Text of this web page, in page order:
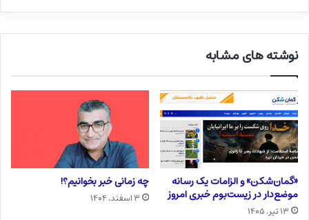
نوشته های مشابه
«گمان‌شکن» و الزامات یک رسانه
موضع‌دار در زیست‌بوم خبری امروز
۱۳ تیر, ۱۴۰۵
چه زمانی خبر بخوانیم؟!
۳ اسفند, ۱۴۰۴